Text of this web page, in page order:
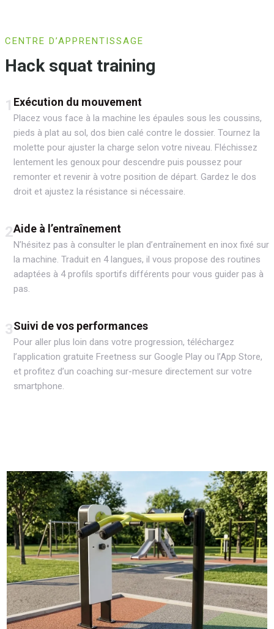
CENTRE D’APPRENTISSAGE
Hack squat training
1 Exécution du mouvement
Placez vous face à la machine les épaules sous les coussins,
pieds à plat au sol, dos bien calé contre le dossier. Tournez la
molette pour ajuster la charge selon votre niveau. Fléchissez
lentement les genoux pour descendre puis poussez pour
remonter et revenir à votre position de départ. Gardez le dos
droit et ajustez la résistance si nécessaire.
2Aide à l’entraînement
N’hésitez pas à consulter le plan d’entraînement en inox fixé sur
la machine. Traduit en 4 langues, il vous propose des routines
adaptées à 4 profils sportifs différents pour vous guider pas à
pas.
3Suivi de vos performances
Pour aller plus loin dans votre progression, téléchargez
l’application gratuite Freetness sur Google Play ou l’App Store,
et profitez d’un coaching sur-mesure directement sur votre
smartphone.